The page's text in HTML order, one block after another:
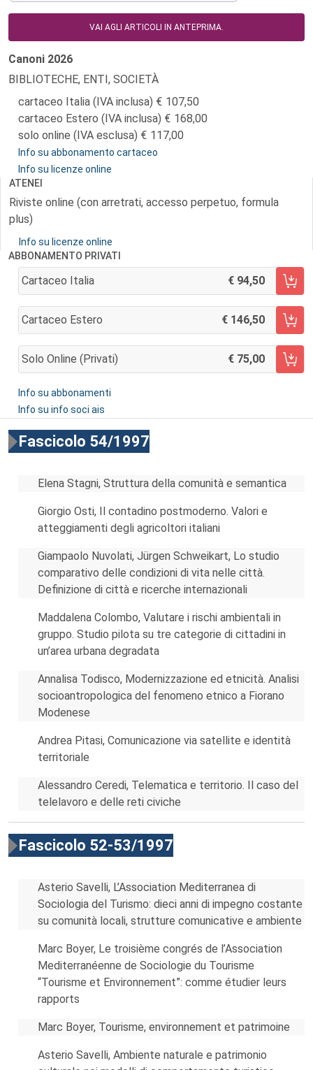
VAI AGLI ARTICOLI IN ANTEPRIMA.
Canoni 2026
BIBLIOTECHE, ENTI, SOCIETÀ
cartaceo Italia (IVA inclusa)
107,50
cartaceo Estero (IVA inclusa)
168,00
solo online (IVA esclusa)
117,00
Info su abbonamento cartaceo
Info su licenze online
ATENEI
Riviste online (con arretrati, accesso perpetuo, formula
plus)
Info su licenze online
ABBONAMENTO PRIVATI
Cartaceo Italia 94,50
AGGIUNGI AL CARRELLO
Cartaceo Estero 146,50
AGGIUNGI AL CARRELLO
Solo Online (privati) 75,00
AGGIUNGI AL CARRELLO
Info su abbonamenti
Info su info soci ais
Fascicolo 54/1997
Elena Stagni, Struttura della comunità e semantica
Giorgio Osti, Il contadino postmoderno. Valori e
atteggiamenti degli agricoltori italiani
Giampaolo Nuvolati, Jürgen Schweikart, Lo studio
comparativo delle condizioni di vita nelle città.
Definizione di città e ricerche internazionali
Maddalena Colombo, Valutare i rischi ambientali in
gruppo. Studio pilota su tre categorie di cittadini in
un’area urbana degradata
Annalisa Todisco, Modernizzazione ed etnicità. Analisi
socioantropologica del fenomeno etnico a Fiorano
Modenese
Andrea Pitasi, Comunicazione via satellite e identità
territoriale
Alessandro Ceredi, Telematica e territorio. Il caso del
telelavoro e delle reti civiche
Fascicolo 52-53/1997
Asterio Savelli, L’Association Mediterranea di
Sociologia del Turismo: dieci anni di impegno costante
su comunità locali, strutture comunicative e ambiente
Marc Boyer, Le troisième congrés de l’Association
Mediterranéenne de Sociologie du Tourisme
“Tourisme et Environnement”: comme étudier leurs
rapports
Marc Boyer, Tourisme, environnement et patrimoine
Asterio Savelli, Ambiente naturale e patrimonio